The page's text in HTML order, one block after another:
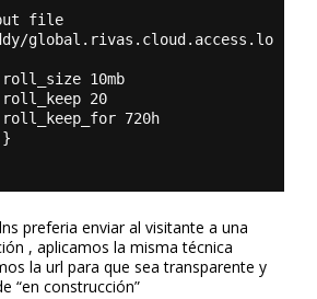
file
global.rivas.cloud.access.lo
roll_size 10mb
roll_keep 20
roll_keep_for 720h
}
preferia enviar al visitante a una
, aplicamos la misma técnica
la url para que sea transparente y
“en construcción”